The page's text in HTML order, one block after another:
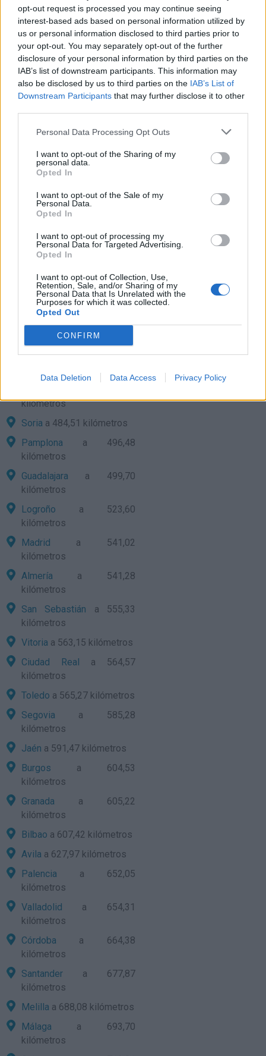
opt-out request is processed you may continue seeing
interest-based ads based on personal information utilized by
us or personal information disclosed to third parties prior to
your opt-out. You may separately opt-out of the further
disclosure of your personal information by third parties on the
IAB’s list of downstream participants. This information may
also be disclosed by us to third parties on the IAB’s List of
Downstream Participants that may further disclose it to other
Personal Data Processing Opt Outs
I want to opt-out of the Sharing of my
personal data.
Opted In
I want to opt-out of the Sale of my
Personal Data.
Opted In
I want to opt-out of processing my
Personal Data for Targeted Advertising.
Opted In
I want to opt-out of Collection, Use,
Retention, Sale, and/or Sharing of my
Personal Data that Is Unrelated with the
Purposes for which it was collected.
Opted Out
CONFIRM
Data Deletion Data Access Privacy Policy
Palma de Mallorcaa 12,72
kilómetros
Barcelonaa 194,13
kilómetros
Tarragona a 196,74
kilómetros
Castellóna 226,15
kilómetros
Gironaa 257,90 kilómetros
Lleidaa 271,80 kilómetros
Alicantea 302,59
kilómetros
Teruela 322,69 kilómetros
kilómetros
Murciaa 371,91 kilómetros
Huescaa 372,07
kilómetros
Albacetea 388,93
kilómetros
Soria a 484,51 kilómetros
Pamplona a 496,48
kilómetros
Guadalajara a 499,70
kilómetros
Logroño a 523,60
kilómetros
Madrid a 541,02
kilómetros
Almería a 541,28
kilómetros
San Sebastián a 555,33
kilómetros
Vitoria a 563,15 kilómetros
Ciudad Real a 564,57
kilómetros
Toledo a 565,27 kilómetros
Segovia a 585,28
kilómetros
Jaén a 591,47 kilómetros
Burgos a 604,53
kilómetros
Granada a 605,22
kilómetros
Bilbao a 607,42 kilómetros
Avila a 627,97 kilómetros
Palencia a 652,05
kilómetros
Valladolid a 654,31
kilómetros
Córdoba a 664,38
kilómetros
Santander a 677,87
kilómetros
Melilla a 688,08 kilómetros
Málaga a 693,70
kilómetros